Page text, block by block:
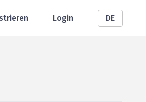
Login DE